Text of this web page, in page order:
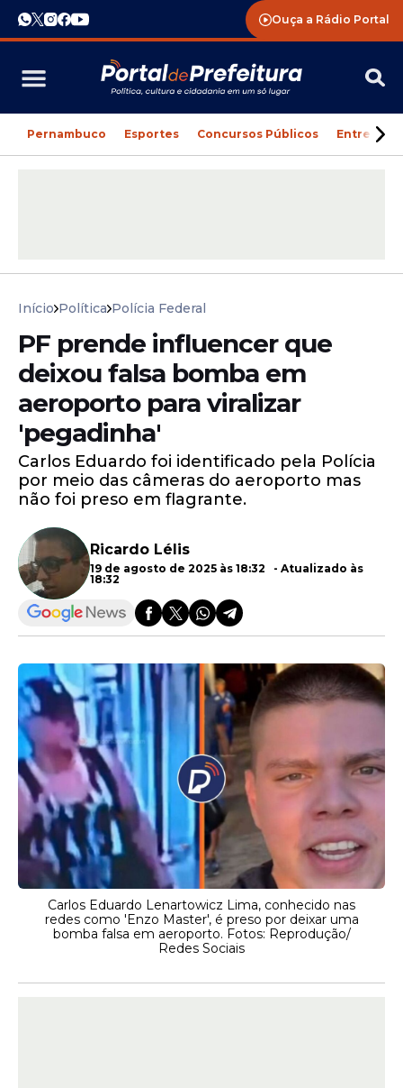
Ouça a Rádio Portal
Pernambuco Esportes Concursos Públicos
Início Política Polícia Federal
PF prende influencer que
deixou falsa bomba em
aeroporto para viralizar
'pegadinha'
Carlos Eduardo foi identificado pela Polícia
por meio das câmeras do aeroporto mas
não foi preso em flagrante.
Ricardo Lélis
19 de agosto de 2025 às 18:32 - Atualizado às
18:32
Carlos Eduardo Lenartowicz Lima, conhecido nas
redes como 'Enzo Master', é preso por deixar uma
bomba falsa em aeroporto. Fotos: Reprodução/
Redes Sociais